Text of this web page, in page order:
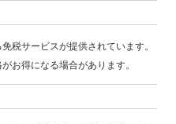
税サービスが提供されています。
お得になる場合があります。